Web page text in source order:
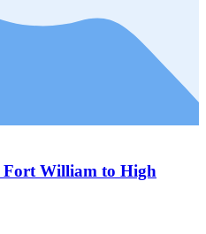
Fort William to High